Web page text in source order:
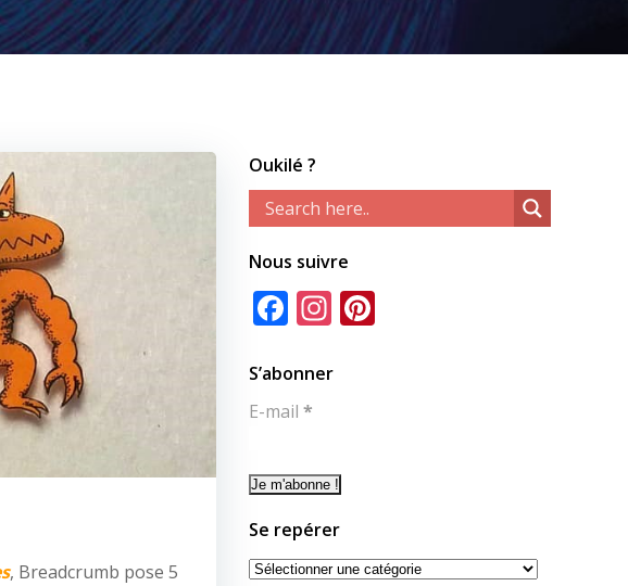
, Breadcrumb pose 5
Oukilé ?
Nous suivre
Facebook
Instagram
S’abonner
E-mail *
Se repérer
Se